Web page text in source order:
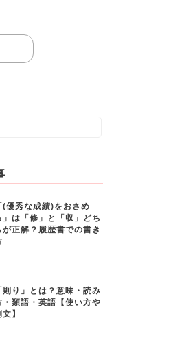
(優秀な成績)をおさめ
」は「修」と「収」どち
が正解？履歴書での書き
則り」とは？意味・読み
・類語・英語【使い方や
】